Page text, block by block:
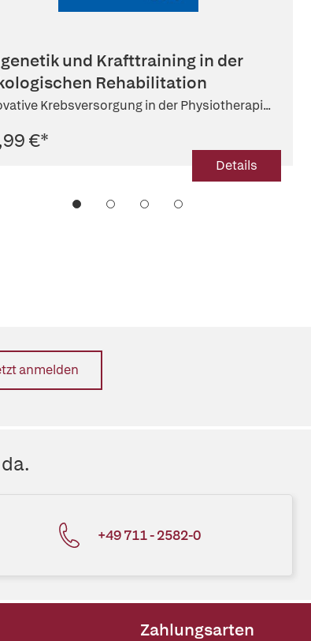
und Krafttraining in der
Rehabilitation
Krebsversorgung in der Physiotherapi...
€*
Details
anmelden
+49 711 - 2582-0
Zahlungsarten